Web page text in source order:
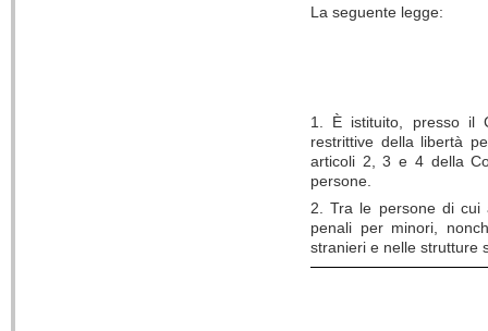
La seguente legge:
1. È istituito, presso il
restrittive della libertà
articoli 2, 3 e 4 della
persone.
2. Tra le persone di cui
penali per minori,
stranieri e nelle strutture